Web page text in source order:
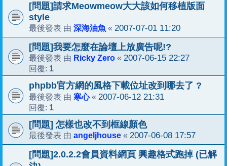
[問題]請求Meowmeow大大該如何移植版面
style
最後發表 由 深海油魚 « 2007-07-01 11:20
[問題]我要怎麼在論壇上放廣告呢!?
最後發表 由 Ricky Zero « 2007-06-15 22:27
回覆: 1
phpbb官方網的風格下載位址改到哪去了 ?
最後發表 由 寒心« 2007-06-12 21:31
回覆: 1
[問題] 怎樣也改不到框線顏色
最後發表 由 angeljhouse « 2007-06-08 17:57
[問題]2.0.2.2會員資料網頁 興趣格式跑掉 (已解